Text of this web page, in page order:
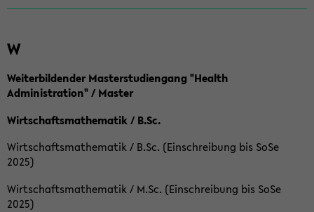
W
Weiterbildender Masterstudiengang "Health
Administration" / Master
Wirtschaftsmathematik / B.Sc.
Wirtschaftsmathematik / B.Sc. (Einschreibung bis SoSe
2025)
Wirtschaftsmathematik / M.Sc. (Einschreibung bis SoSe
2025)